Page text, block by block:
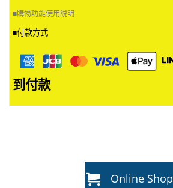
■購物功能使用說明
■付款方式
到付款
Online Shop